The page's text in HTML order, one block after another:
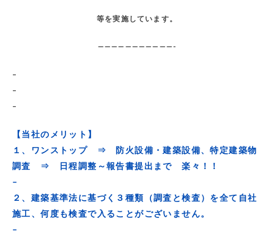
等を実施しています。
———————————-
–
–
–
【当社のメリット】
１、ワンストップ ⇒ 防火設備・建築設備、特定建築物
調査 ⇒ 日程調整～報告書提出まで 楽々！！
–
２、建築基準法に基づく３種類（調査と検査）を全て自社
施工、何度も検査で入ることがございません。
–